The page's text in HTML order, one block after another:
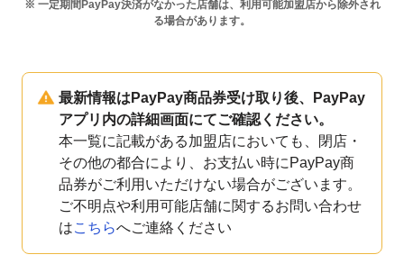
※ 一定期間PayPay決済がなかった店舗は、利用可能加盟店から除外され
る場合があります。
最新情報はPayPay商品券受け取り後、PayPay
アプリ内の詳細画面にてご確認ください。
本一覧に記載がある加盟店においても、閉店・
その他の都合により、お支払い時にPayPay商
品券がご利用いただけない場合がございます。
ご不明点や利用可能店舗に関するお問い合わせ
はこちらへご連絡ください